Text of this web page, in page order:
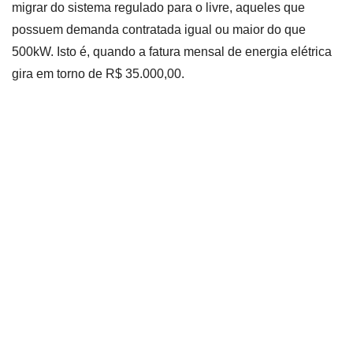
migrar do sistema regulado para o livre, aqueles que
possuem demanda contratada igual ou maior do que
500kW. Isto é, quando a fatura mensal de energia elétrica
gira em torno de R$ 35.000,00.